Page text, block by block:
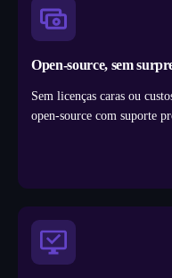
Open-source, sem
Sem licenças caras ou
open-source com suporte